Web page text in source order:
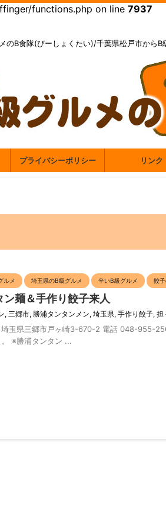
functions.php on line 7937
のB食隊(びーしょくたい)/千葉県松戸市からB
プライバシーポリシー リンク
ルメ 埼玉県のB級グルメ 辛いB級グルメ 餃
ン麺＆手作り餃子来人
, 三郷市, 勝浦タンタンメン, 埼玉県, 手作り餃子, 担
埼玉県三郷市戸ヶ崎3-670-2 電話 048-955-
※勝浦タンタン ...